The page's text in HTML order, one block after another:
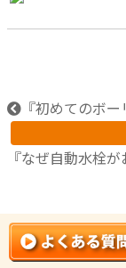
『初めてのボー
『なぜ自動水栓